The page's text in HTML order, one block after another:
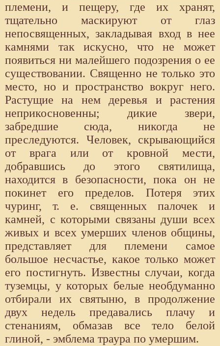
племени, и пещеру, где их хранят,
тщательно маскируют от глаз
непосвященных, закладывая вход в нее
камнями так искусно, что не может
появиться ни малейшего подозрения о ее
существовании. Священно не только это
место, но и пространство вокруг него.
Растущие на нем деревья и растения
неприкосновенны; дикие звери,
забредшие сюда, никогда не
преследуются. Человек, скрывающийся
от врага или от кровной мести,
добравшись до этого святилища,
находится в безопасности, пока он не
покинет его пределов. Потеря этих
чуринг, т. е. священных палочек и
камней, с которыми связаны души всех
живых и всех умерших членов общины,
представляет для племени самое
большое несчастье, какое только может
его постигнуть. Известны случаи, когда
туземцы, у которых белые необдуманно
отбирали их святыню, в продолжение
двух недель предавались плачу и
стенаниям, обмазав все тело белой
глиной, - эмблема траура по умершим.